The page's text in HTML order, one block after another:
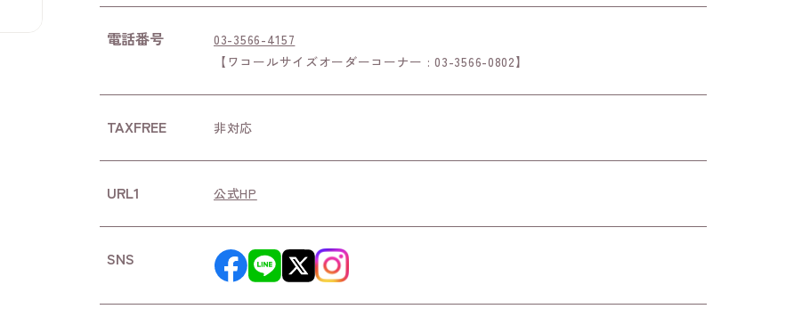
電話番号
03-3566-4157
【ワコールサイズオーダーコーナー : 03-3566-0802】
TAXFREE 非対応
URL1 公式HP
SNS